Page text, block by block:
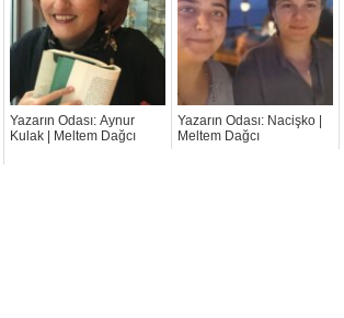
Yazarın Odası: Aynur
Kulak | Meltem Dağcı
Yazarın Odası: Nacişko |
Meltem Dağcı